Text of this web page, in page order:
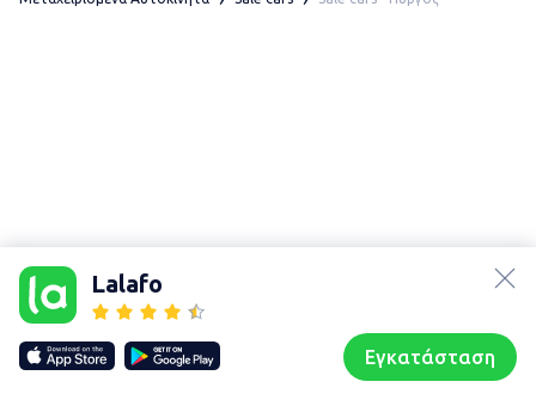
Lalafo
Εγκατάσταση
Our websites
lalafo.kg
lalafo.rs
lalafo.pl
Sitemap
Χάρτης
Συζητήσεις Προφίλ